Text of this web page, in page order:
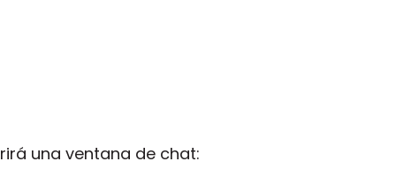
una ventana de chat: